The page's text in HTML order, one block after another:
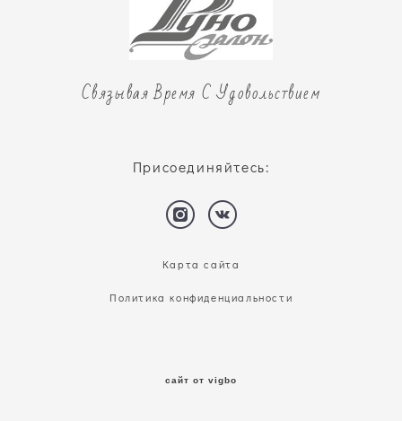
Связывая Время С Удовольствием
Присоединяйтесь:
Карта сайта
Политика конфиденциальности
сайт от vigbo